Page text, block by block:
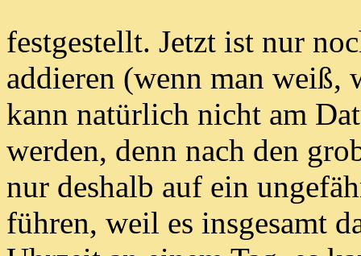
festgestellt. Jetzt ist nur
addieren (wenn man weiß,
kann natürlich nicht am
werden, denn nach den
nur deshalb auf ein
führen, weil es insgesamt